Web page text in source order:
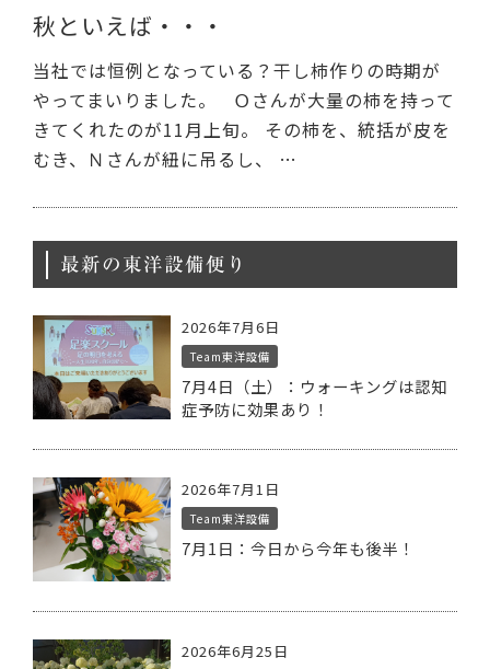
秋といえば・・・
当社では恒例となっている？干し柿作りの時期が
やってまいりました。 Ｏさんが大量の柿を持って
きてくれたのが11月上旬。 その柿を、統括が皮を
むき、Ｎさんが紐に吊るし、 …
最新の東洋設備便り
2026年7月6日
Team東洋設備
7月4日（土）：ウォーキングは認知
症予防に効果あり！
2026年7月1日
Team東洋設備
7月1日：今日から今年も後半！
2026年6月25日